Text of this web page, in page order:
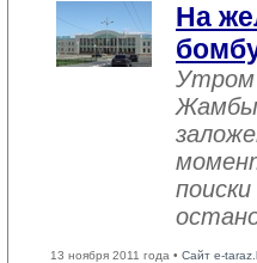
На
Утром
13 ноября 2011 года • Сайт e-